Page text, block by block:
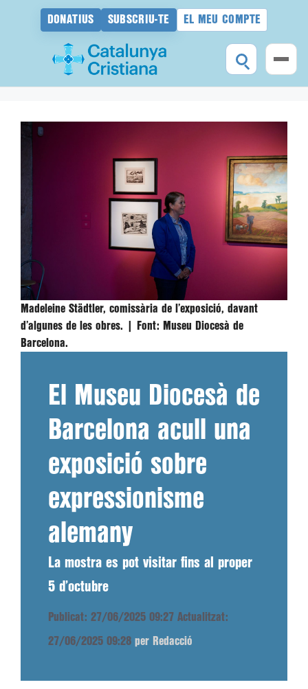
DONATIUS SUBSCRIU-TE EL MEU COMPTE
Madeleine Städtler, comissària de l’exposició, davant
d’algunes de les obres. |
Font: Museu Diocesà de
Barcelona.
El Museu Diocesà de
Barcelona acull una
exposició sobre
expressionisme
alemany
La mostra es pot visitar fins al proper
5 d’octubre
Publicat: 27/06/2025 09:27 Actualitzat:
27/06/2025 09:28 per Redacció